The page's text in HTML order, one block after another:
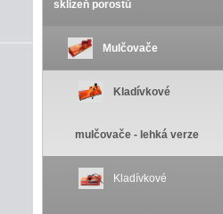
sklizeň porostů
Mulčovače
Kladívkové
mulčovače - lehká verze
Kladívkové